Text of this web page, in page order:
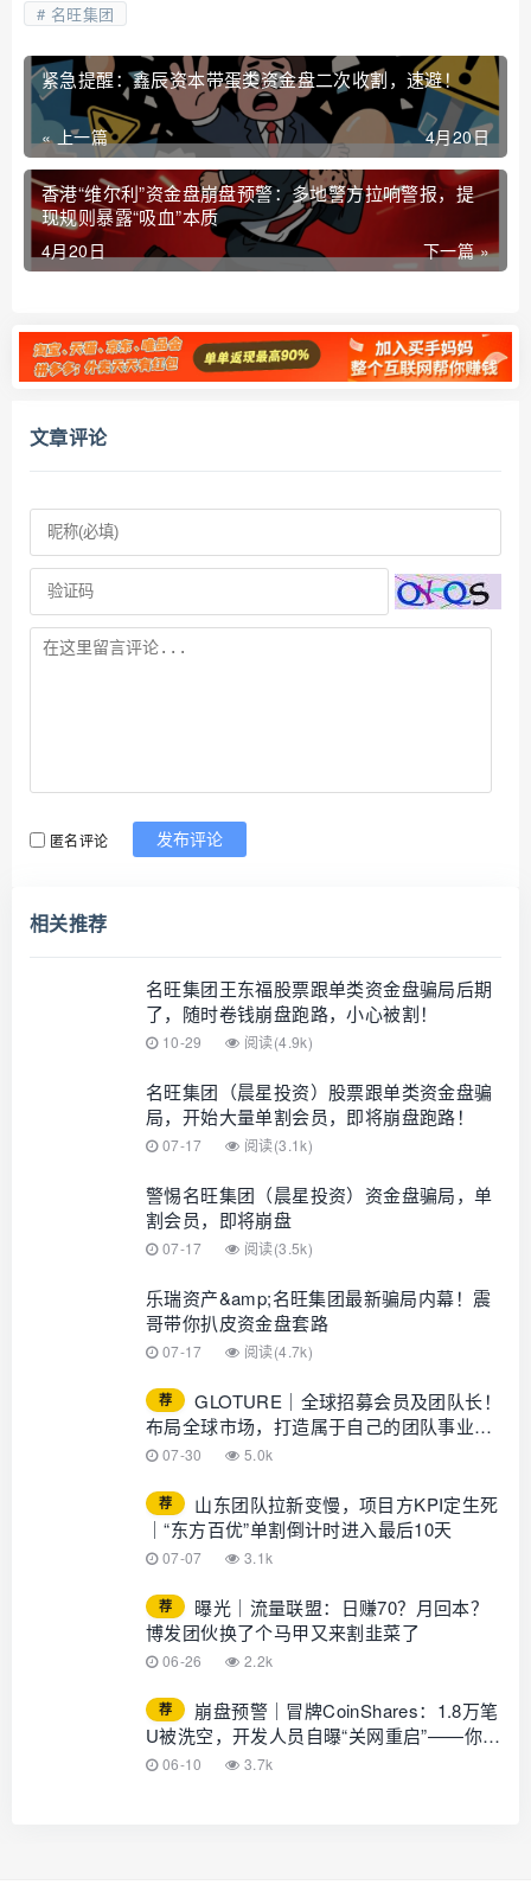
名旺集团
紧急提醒：鑫辰资本带蛋类资金盘二次收割，速避！
« 上一篇 4月20日
香港“维尔利”资金盘崩盘预警：多地警方拉响警报，提
现规则暴露“吸血”本质
下一篇 »
4月20日
文章评论
匿名评论 发布评论
相关推荐
名旺集团王东福股票跟单类资金盘骗局后期
了，随时卷钱崩盘跑路，小心被割！
10-29 阅读(4.9k)
名旺集团（晨星投资）股票跟单类资金盘骗
局，开始大量单割会员，即将崩盘跑路！
07-17 阅读(3.1k)
警惕名旺集团（晨星投资）资金盘骗局，单
割会员，即将崩盘
07-17 阅读(3.5k)
乐瑞资产&amp;名旺集团最新骗局内幕！震
哥带你扒皮资金盘套路
07-17 阅读(4.7k)
荐
GLOTURE｜全球招募会员及团队长！
布局全球市场，打造属于自己的团队事业，
想增加收入？想打造团队？加入
07-30 5.0k
荐
山东团队拉新变慢，项目方KPI定生死
｜“东方百优”单割倒计时进入最后10天
07-07 3.1k
荐
曝光｜流量联盟：日赚70？月回本？
博发团伙换了个马甲又来割韭菜了
06-26 2.2k
荐
崩盘预警｜冒牌CoinShares：1.8万笔
U被洗空，开发人员自曝“关网重启”——你的
钱早已不在账上
06-10 3.7k